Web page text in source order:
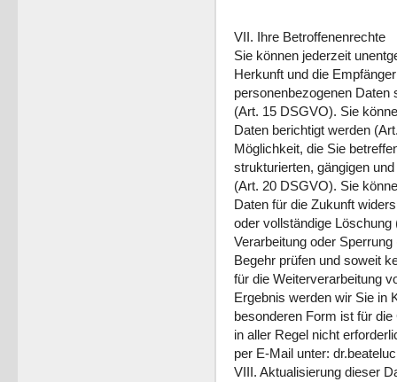
VII. Ihre Betroffenenrechte
Sie können jederzeit
Herkunft und die
personenbezogenen
(Art. 15 DSGVO). Sie
Daten berichtigt werden
Möglichkeit, die Sie
strukturierten, gängigen
(Art. 20 DSGVO). Sie
Daten für die Zukunft
oder vollständige
Verarbeitung oder
Begehr prüfen und soweit
für die Weiterverarbeitung
Ergebnis werden wir Sie in
besonderen Form ist für
in aller Regel nicht
per E-Mail unter:
VIII. Aktualisierung dieser